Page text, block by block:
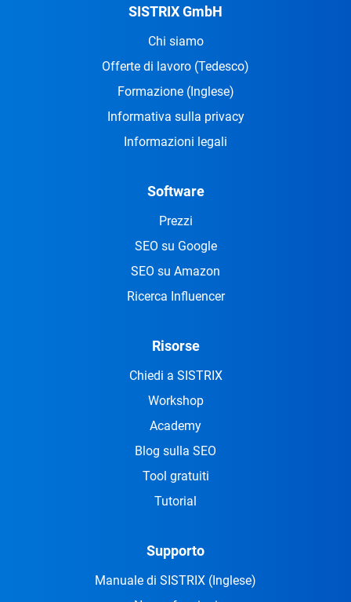
SISTRIX GmbH
Chi siamo
Offerte di lavoro (Tedesco)
Formazione (Inglese)
Informativa sulla privacy
Informazioni legali
Software
Prezzi
SEO su Google
SEO su Amazon
Ricerca Influencer
Risorse
Chiedi a SISTRIX
Workshop
Academy
Blog sulla SEO
Tool gratuiti
Tutorial
Supporto
Manuale di SISTRIX (Inglese)